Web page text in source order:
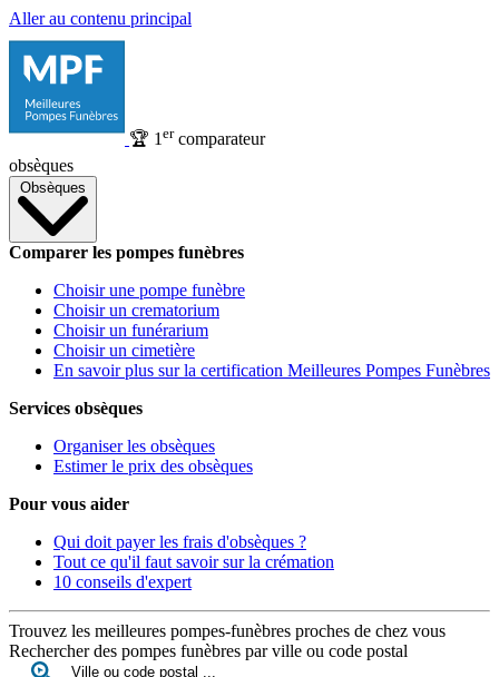
Aller au contenu principal
🏆 1 ercomparateur
obsèques
Obsèques
Comparer les pompes funèbres
Choisir une pompe funèbre
Choisir un crematorium
Choisir un funérarium
Choisir un cimetière
En savoir plus sur la certification Meilleures Pompes Funèbres
Services obsèques
Organiser les obsèques
Estimer le prix des obsèques
Pour vous aider
Qui doit payer les frais d'obsèques ?
Tout ce qu'il faut savoir sur la crémation
10 conseils d'expert
Trouvez les meilleures pompes-funèbres proches de chez vous
Rechercher des pompes funèbres par ville ou code postal